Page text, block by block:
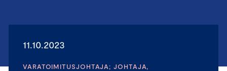
11.10.2023
VARATOIMITUSJOHTAJA; JOHTAJA,